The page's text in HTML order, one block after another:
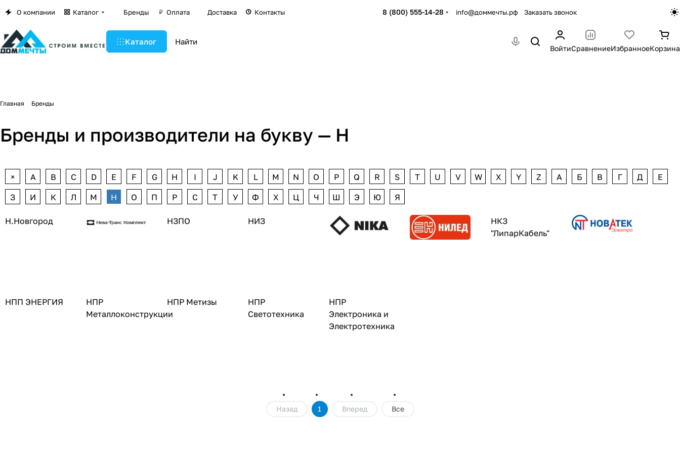
О компании Каталог Бренды Оплата Доставка Контакты 8 (800) 555-14-28 info@доммечты.рф Заказать звонок
Каталог
ВойтиСравнениеИзбранноеКорзина
Главная Бренды
Бренды и производители на букву — Н
+ A B C D E F G H I J K L M N O P Q R S T U V W X Y Z А Б В Г Д
Е
З
И К Л М Н О П Р С Т У Ф Х Ц Ч Ш Э Ю Я
Н.Новгород НЗПО НИЗ
НКЗ
"ЛипарКабель"
НПП ЭНЕРГИЯ
НПР
Металлоконструкции
НПР Метизы
НПР
Светотехника
НПР
Электроника и
Электротехника
Назад 1 Вперед Все